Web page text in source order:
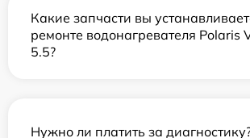
Какие запчасти вы
ремонте водонагревателя Polaris
5.5?
Нужно ли платить за